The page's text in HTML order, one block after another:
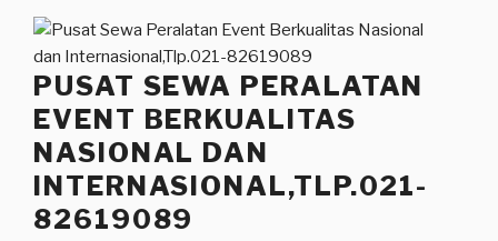
Lompat
konten
PUSAT SEWA PERALATAN
EVENT BERKUALITAS
NASIONAL DAN
INTERNASIONAL,TLP.021-
82619089